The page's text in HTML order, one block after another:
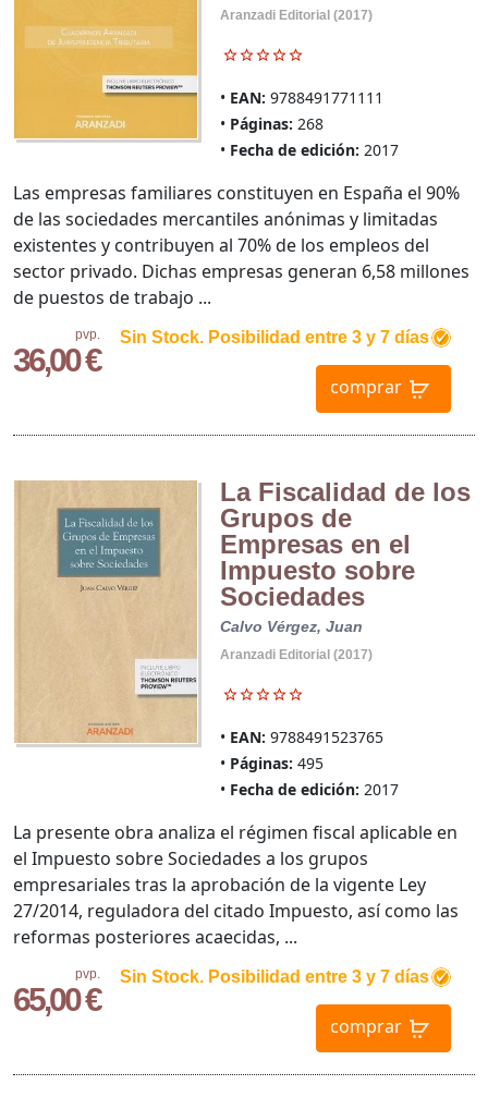
Aranzadi Editorial (2017)
EAN: 9788491771111
Páginas: 268
Fecha de edición: 2017
pvp.
36,00 €
Sin Stock. Posibilidad entre 3 y 7 días
comprar
Las empresas familiares constituyen en España el 90%
de las sociedades mercantiles anónimas y limitadas
existentes y contribuyen al 70% de los empleos del
sector privado. Dichas empresas generan 6,58 millones
de puestos de trabajo ...
La Fiscalidad de los
Grupos de
Empresas en el
Impuesto sobre
Sociedades
Calvo Vérgez, Juan
Aranzadi Editorial (2017)
EAN: 9788491523765
Páginas: 495
Fecha de edición: 2017
pvp.
65,00 €
Sin Stock. Posibilidad entre 3 y 7 días
comprar
La presente obra analiza el régimen fiscal aplicable en
el Impuesto sobre Sociedades a los grupos
empresariales tras la aprobación de la vigente Ley
27/2014, reguladora del citado Impuesto, así como las
reformas posteriores acaecidas, ...